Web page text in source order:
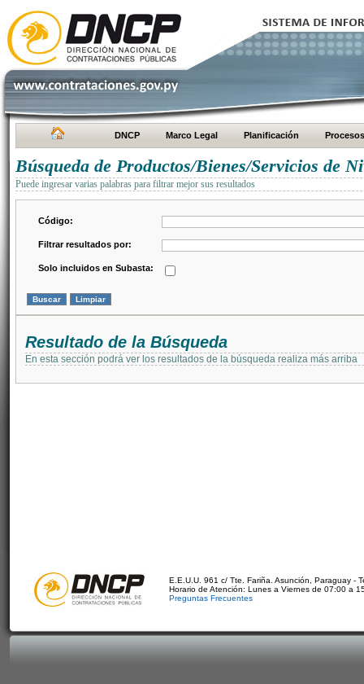
DNCP Marco Legal Planificación Procesos
Búsqueda de Productos/Bienes/Servicios de
Puede ingresar varias palabras para filtrar mejor sus resultados
Código:
Filtrar resultados por:
Solo incluidos en Subasta:
Resultado de la Búsqueda
En esta sección podrá ver los resultados de la búsqueda realiza más arriba
E.E.U.U. 961 c/ Tte. Fariña. Asunción, Paraguay -
Horario de Atención: Lunes a Viernes de 07:00 a
Preguntas Frecuentes